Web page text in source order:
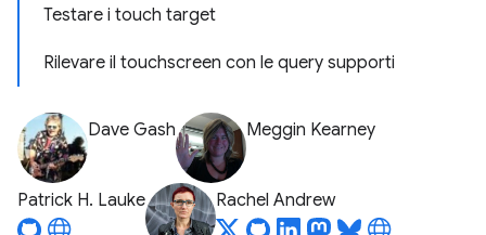
Testare i touch target
Rilevare il touchscreen con le query supporti
Dave Gash Meggin Kearney
Patrick H. Lauke Rachel Andrew